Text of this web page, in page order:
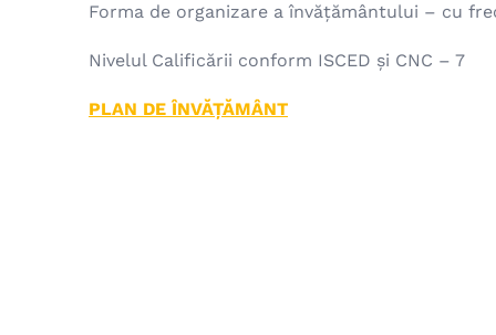
Forma de organizare a învățământului – cu
Nivelul Calificării conform ISCED și CNC – 7
PLAN DE ÎNVĂȚĂMÂNT